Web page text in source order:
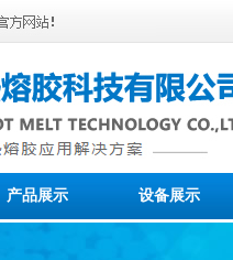
产品展示 设备展示